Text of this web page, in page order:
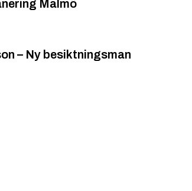
Malmö
– Ny besiktningsman